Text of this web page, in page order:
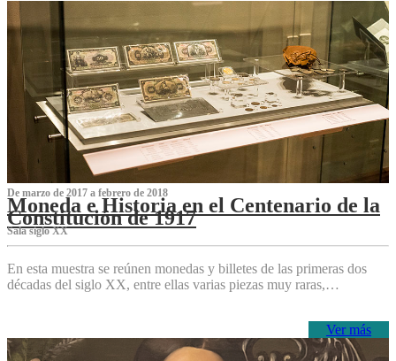
De marzo de 2017 a febrero de 2018
Moneda e Historia en el Centenario de la
Constitución de 1917
Sala siglo XX
En esta muestra se reúnen monedas y billetes de las primeras dos
décadas del siglo XX, entre ellas varias piezas muy raras,…
Ver más